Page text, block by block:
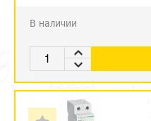
В наличии